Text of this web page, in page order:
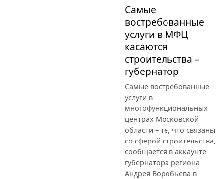
Самые
востребованные
услуги в МФЦ
касаются
строительства –
губернатор
Самые востребованные
услуги в
многофункциональных
центрах Московской
области – те, что связаны
со сферой строительства,
сообщается в аккаунте
губернатора региона
Андрея Воробьева в